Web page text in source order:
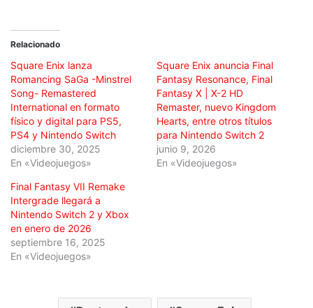
Relacionado
Square Enix lanza
Romancing SaGa -Minstrel
Song- Remastered
International en formato
físico y digital para PS5,
PS4 y Nintendo Switch
diciembre 30, 2025
En «Videojuegos»
Square Enix anuncia Final
Fantasy Resonance, Final
Fantasy X | X-2 HD
Remaster, nuevo Kingdom
Hearts, entre otros títulos
para Nintendo Switch 2
junio 9, 2026
En «Videojuegos»
Final Fantasy VII Remake
Intergrade llegará a
Nintendo Switch 2 y Xbox
en enero de 2026
septiembre 16, 2025
En «Videojuegos»